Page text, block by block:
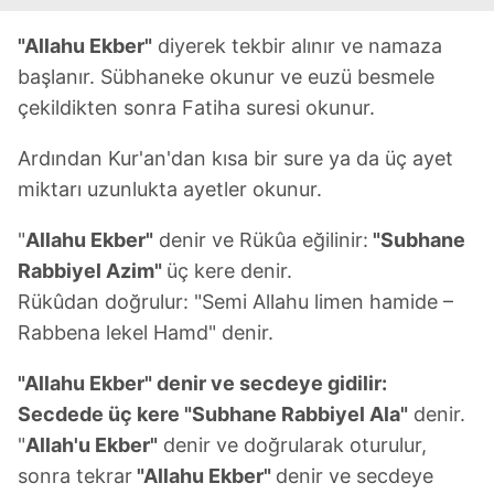
hazırlanmış Aydınlatma Metnimizi okumak ve sitemizde
ilgili mevzuata uygun olarak kullanılan çerezlerle ilgili bilgi
almak için lütfen
"Allahu Ekber" diyerek tekbir alınır ve namaza
başlanır. Sübhaneke okunur ve euzü besmele
çekildikten sonra Fatiha suresi okunur.
Ardından Kur'an'dan kısa bir sure ya da üç ayet
miktarı uzunlukta ayetler okunur.
"Allahu Ekber" denir ve Rükûa eğilinir: "Subhane
Rabbiyel Azim" üç kere denir.
Rükûdan doğrulur: "Semi Allahu limen hamide –
Rabbena lekel Hamd" denir.
"Allahu Ekber" denir ve secdeye gidilir:
Secdede üç kere "Subhane Rabbiyel Ala" denir.
"Allah'u Ekber" denir ve doğrularak oturulur,
sonra tekrar "Allahu Ekber" denir ve secdeye